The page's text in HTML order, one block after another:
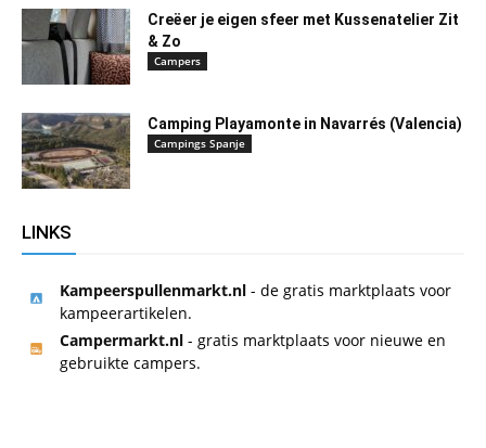
Creëer je eigen sfeer met Kussenatelier Zit
& Zo
Campers
Camping Playamonte in Navarrés (Valencia)
Campings Spanje
LINKS
Kampeerspullenmarkt.nl - de gratis marktplaats voor
kampeerartikelen.
Campermarkt.nl - gratis marktplaats voor nieuwe en
gebruikte campers.